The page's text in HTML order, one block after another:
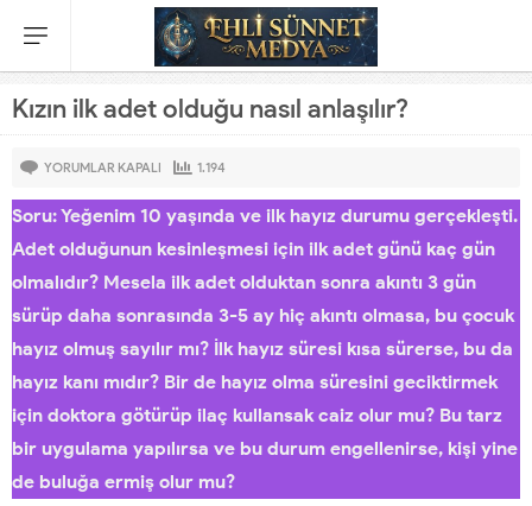
Kızın ilk adet olduğu nasıl anlaşılır?
YORUMLAR KAPALI 1.194
Soru: Yeğenim 10 yaşında ve ilk hayız durumu gerçekleşti.
Adet olduğunun kesinleşmesi için ilk adet günü kaç gün
olmalıdır? Mesela ilk adet olduktan sonra akıntı 3 gün
sürüp daha sonrasında 3-5 ay hiç akıntı olmasa, bu çocuk
hayız olmuş sayılır mı? İlk hayız süresi kısa sürerse, bu da
hayız kanı mıdır? Bir de hayız olma süresini geciktirmek
için doktora götürüp ilaç kullansak caiz olur mu? Bu tarz
bir uygulama yapılırsa ve bu durum engellenirse, kişi yine
de buluğa ermiş olur mu?